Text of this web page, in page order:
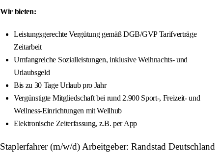
Wir bieten:
Leistungsgerechte Vergütung gemäß DGB/GVP Tarifverträge
Zeitarbeit
Umfangreiche Sozialleistungen, inklusive Weihnachts- und
Urlaubsgeld
Bis zu 30 Tage Urlaub pro Jahr
Vergünstigte Mitgliedschaft bei rund 2.900 Sport-, Freizeit- und
Wellness-Einrichtungen mit Wellhub
Elektronische Zeiterfassung, z.B. per App
Staplerfahrer (m/w/d) Arbeitgeber: Randstad Deutschland